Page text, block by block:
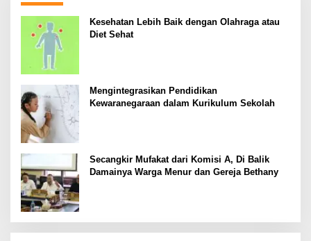
Kesehatan Lebih Baik dengan Olahraga atau
Diet Sehat
Mengintegrasikan Pendidikan
Kewaranegaraan dalam Kurikulum Sekolah
Secangkir Mufakat dari Komisi A, Di Balik
Damainya Warga Menur dan Gereja Bethany